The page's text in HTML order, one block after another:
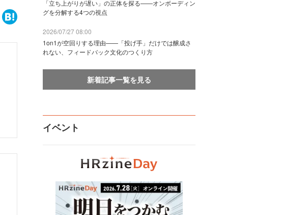
「立ち上がりが遅い」の正体を探る——オンボーディン
グを分解する4つの視点
2026/07/27 08:00
1on1が空回りする理由——「投げ手」だけでは醸成さ
れない、フィードバック文化のつくり方
新着記事一覧を見る
イベント